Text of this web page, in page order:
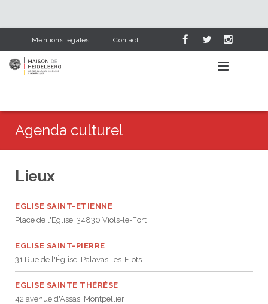
Mentions légales Contact
AGENDA CULTUREL
Événements
Lieux
Catégories
APPRENDRE L’ALLEMAND
Pourquoi apprendre l’allemand
Cours d’allemand
Cours pour adultes
Niveaux de base
Cours enfants / ados
L’allemand dans le scolaire
Infos profs d’allemand
NOS SERVICES
Bibliothèque
Dernières acquisitions
Cercle de lecture
Deutsch-französische Corona-Chroniken
écolotude
HEIDELBERG & NOUS
Visite en photos
Notre équipe
PARTENAIRES
Partenaires institutionnels
JEU
Agenda culturel
Lieux
EGLISE SAINT-ETIENNE
Place de l'Eglise, 34830 Viols-le-Fort
EGLISE SAINT-PIERRE
31 Rue de l'Église, Palavas-les-Flots
EGLISE SAINTE THÉRÈSE
42 avenue d'Assas, Montpellier